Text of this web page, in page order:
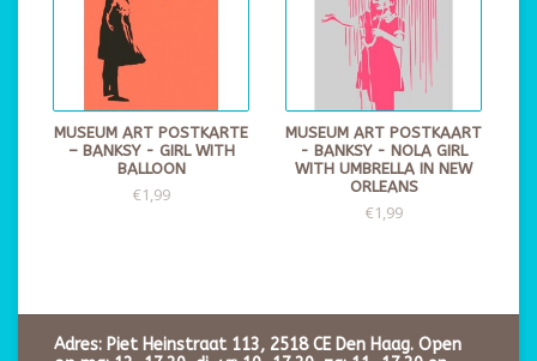
MUSEUM ART POSTKARTE
– BANKSY - GIRL WITH
BALLOON
€1,99
MUSEUM ART POSTKAART
- BANKSY - NOLA GIRL
WITH UMBRELLA IN NEW
ORLEANS
€1,99
Adres: Piet Heinstraat 113, 2518 CE Den Haag. Open